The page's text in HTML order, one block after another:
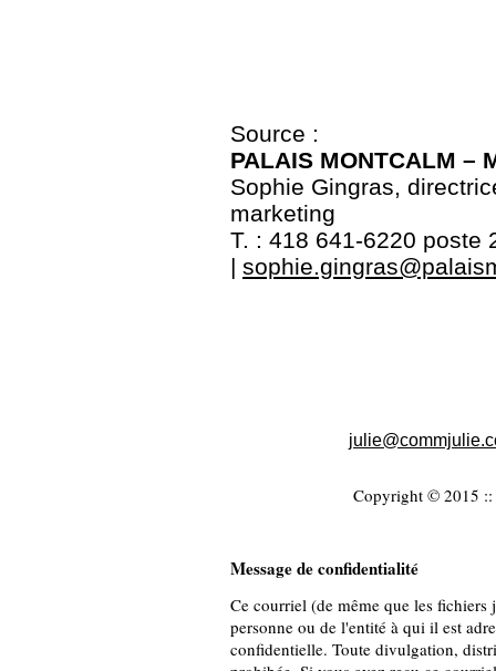
Source :
PALAIS MONTCALM –
Sophie Gingras,
marketing
T. : 418 641-6220 poste
|
Copyright © 2015 ::
Message de confidentialité
Ce courriel (de même que les fichiers
personne ou de l'entité à qui il est
confidentielle. Toute divulgation,